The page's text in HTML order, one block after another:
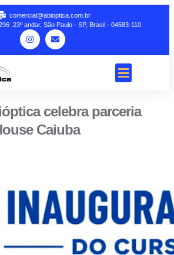
comercial@abioptica.com.br
,23º andar, São Paulo - SP, Brasil - 04583-110
celebra parceria
Caiuba